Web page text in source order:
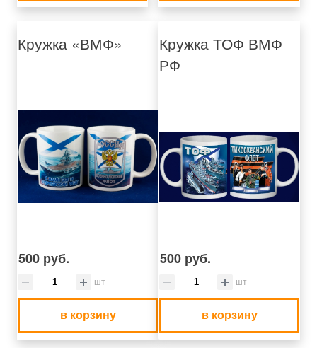
Кружка «ВМФ»
500 руб.
шт
в корзину
Кружка ТОФ ВМФ
РФ
500 руб.
шт
в корзину